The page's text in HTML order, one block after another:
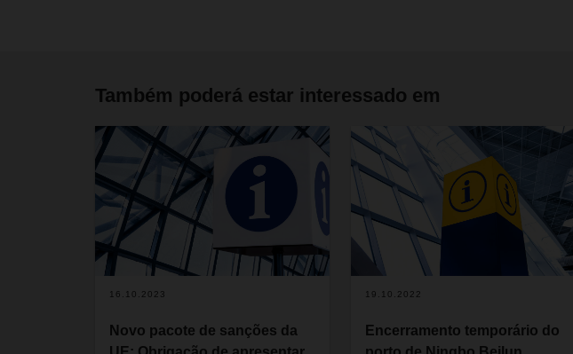
Também poderá estar interessado em
16.10.2023
Novo pacote de sanções da
19.10.2022
Encerramento temporário do